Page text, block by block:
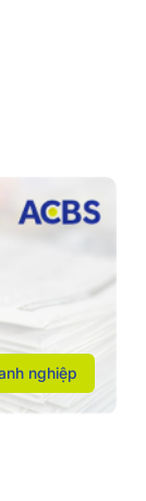
nghiệp